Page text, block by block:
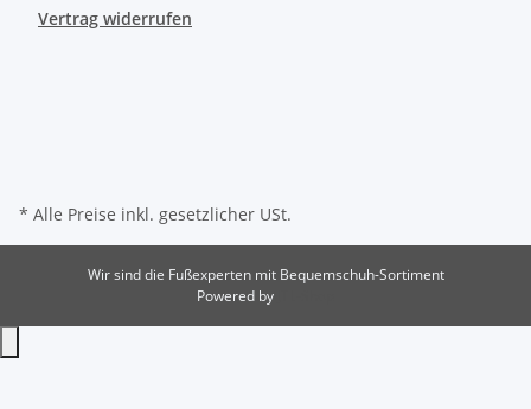
Vertrag widerrufen
* Alle Preise inkl. gesetzlicher USt.
Wir sind die Fußexperten mit Bequemschuh-Sortiment
Powered by